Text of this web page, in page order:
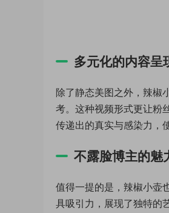
多元化的内容呈
除了静态美图之外，辣椒
考。这种视频形式更让粉
传递出的真实与感染力，
不露脸博主的魅
值得一提的是，辣椒小壶
具吸引力，展现了独特的